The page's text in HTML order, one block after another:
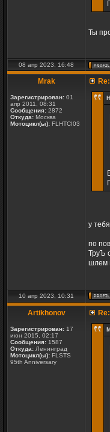
Ты
08 апр 2023, 16:48
Mrak
Зарегистрирован: 01
апр 2011, 08:31
Сообщения: 2872
Откуда: Москва
Мотоцикл(ы): FLHTCI03
у
по
ТруЪ
шлем
10 апр 2023, 10:31
Artikhonov
Зарегистрирован: 17
июн 2015, 02:17
Сообщения: 1587
Откуда: Ленинград
Мотоцикл(ы): FLSTS
95th Anniversary